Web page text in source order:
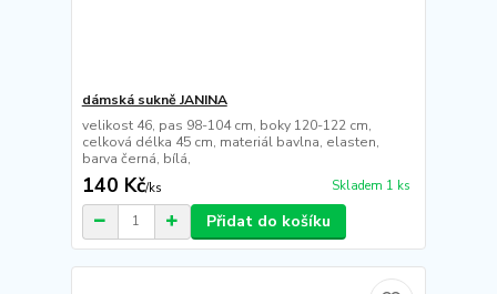
dámská sukně JANINA
velikost 46, pas 98-104 cm, boky 120-122 cm,
celková délka 45 cm, materiál bavlna, elasten,
barva černá, bílá,
140 Kč/ks Skladem 1 ks
Přidat do košíku